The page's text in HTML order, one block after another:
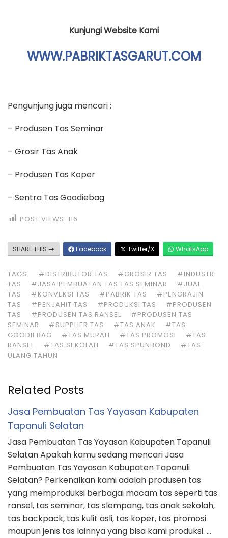
Kunjungi Website Kami
WWW.PABRIKTASGARUT.COM
Pengunjung juga mencari :
– Produsen Tas Seminar
– Grosir Tas Anak
– Produsen Tas Koper
– Sentra Tas Goodiebag
POST VIEWS: 116
SHARE THIS Facebook Twitter/X WhatsApp
TAGS: #DISTRIBUTOR TAS #GROSIR TAS
#INDUSTRI
TAS
#JASA PEMBUATAN TAS TAS SEMINAR
#JUAL
TAS
#KONVEKSI TAS #PABRIK TAS
#PENGRAJIN
TAS
#PENJAHIT TAS #PRODUKSI TAS
#PRODUSEN
TAS
#PRODUSEN TAS RANSEL
#PRODUSEN TAS
SEMINAR
#SUPPLIER TAS #TAS ANAK
#TAS
GOODIEBAG
#TAS MURAH #TAS PROMOSI
#TAS
RANSEL
#TAS SEKOLAH #TAS SPUNBOND
#TAS
ULANG TAHUN
Related Posts
Jasa Pembuatan Tas Yayasan Kabupaten
Tapanuli Selatan
Jasa Pembuatan Tas Yayasan Kabupaten Tapanuli
Selatan Apakah kamu sedang mencari Jasa
Pembuatan Tas Yayasan Kabupaten Tapanuli
Selatan? Perkenalkan kami adalah produsen tas
yang memproduksi berbagai macam tas seperti tas
ransel, tas seminar, tas slempang, tas anak sekolah,
tas backpack, tas kulit asli, tas koper, tas promosi
maupun jenis tas lainnya yang bisa kami produksi. …